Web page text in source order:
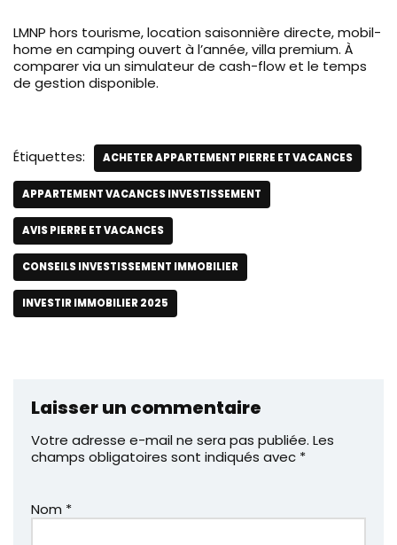
LMNP hors tourisme, location saisonnière directe, mobil-
home en camping ouvert à l’année, villa premium. À
comparer via un simulateur de cash-flow et le temps
de gestion disponible.
Étiquettes: ACHETER APPARTEMENT PIERRE ET VACANCES
APPARTEMENT VACANCES INVESTISSEMENT
AVIS PIERRE ET VACANCES
CONSEILS INVESTISSEMENT IMMOBILIER
INVESTIR IMMOBILIER 2025
Laisser un commentaire
Votre adresse e-mail ne sera pas publiée. Les
champs obligatoires sont indiqués avec *
Nom *